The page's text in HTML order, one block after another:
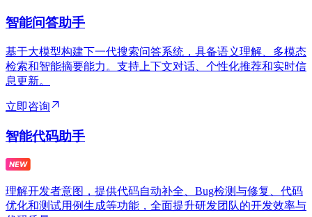
智能问答助手
基于大模型构建下一代搜索问答系统，具备语义理解、多模态
检索和智能摘要能力。支持上下文对话、个性化推荐和实时信
息更新。
立即咨询
智能代码助手
理解开发者意图，提供代码自动补全、Bug检测与修复、代码
优化和测试用例生成等功能，全面提升研发团队的开发效率与